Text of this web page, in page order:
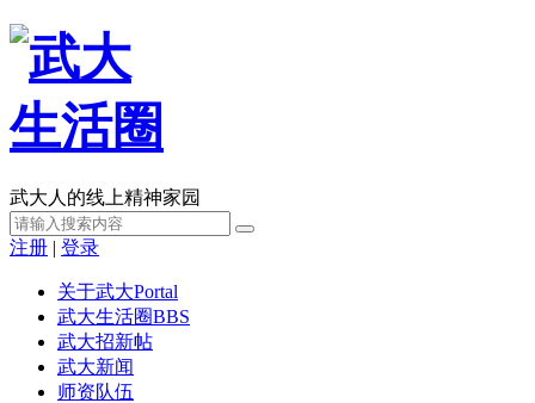
武大人的线上精神家园
注册 | 登录
关于武大Portal
武大生活圈BBS
武大招新帖
武大新闻
师资队伍